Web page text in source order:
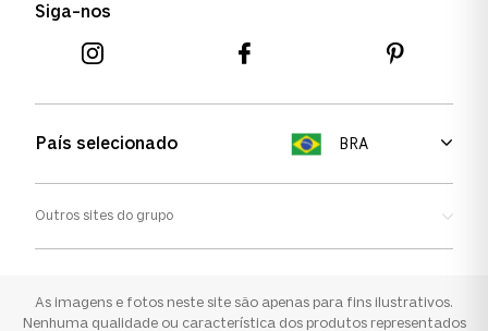
Siga-nos
País selecionado BRA
Outros sites do grupo
Ray-ban
As imagens e fotos neste site são apenas para fins ilustrativos.
Nenhuma qualidade ou característica dos produtos representados